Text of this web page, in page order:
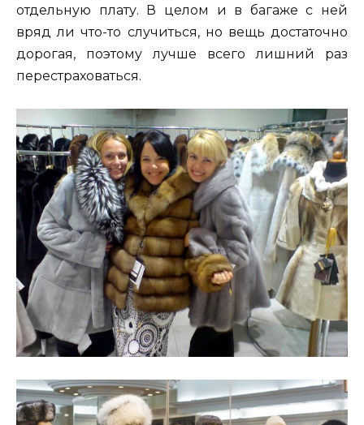
отдельную плату. В целом и в багаже с ней
вряд ли что-то случиться, но вещь достаточно
дорогая, поэтому лучше всего лишний раз
перестраховаться.